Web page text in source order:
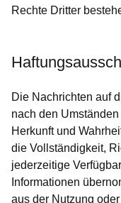
Rechte Dritter
Die Nachrichten auf
nach den
Herkunft und
die Vollständigkeit,
jederzeitige
Informationen
aus der Nutzung